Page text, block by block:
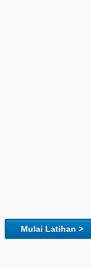
Mulai Latihan >